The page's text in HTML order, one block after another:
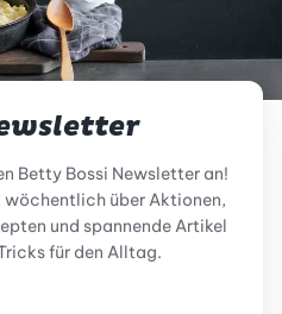
Betty Bossi Newsletter an!
über Aktionen,
und spannende Artikel
für den Alltag.